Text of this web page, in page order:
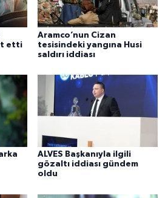
etti
Aramco’nun Cizan
tesisindeki yangına Husi
saldırı iddiası
ALVES Başkanıyla ilgili
gözaltı iddiası gündem
oldu